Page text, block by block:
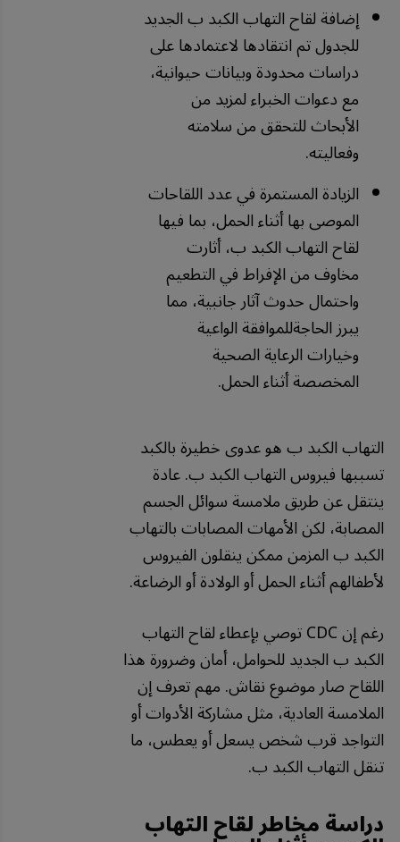
إضافة لقاح التهاب الكبد ب الجديد
للجدول تم انتقادها لاعتمادها على
دراسات محدودة وبيانات حيوانية،
مع دعوات الخبراء لمزيد من
الأبحاث للتحقق من سلامته
وفعاليته.
الزيادة المستمرة في عدد اللقاحات
الموصى بها أثناء الحمل، بما فيها
لقاح التهاب الكبد ب، أثارت
مخاوف من الإفراط في التطعيم
واحتمال حدوث آثار جانبية، مما
يبرز الحاجةللموافقة الواعية
وخيارات الرعاية الصحية
المخصصة أثناء الحمل.
التهاب الكبد ب هو عدوى خطيرة بالكبد
تسببها فيروس التهاب الكبد ب. عادة
ينتقل عن طريق ملامسة سوائل الجسم
المصابة، لكن الأمهات المصابات بالتهاب
الكبد ب المزمن ممكن ينقلون الفيروس
لأطفالهم أثناء الحمل أو الولادة أو الرضاعة.
رغم إن CDC توصي بإعطاء لقاح التهاب
الكبد ب الجديد للحوامل، أمان وضرورة هذا
اللقاح صار موضوع نقاش. مهم تعرف إن
الملامسة العادية، مثل مشاركة الأدوات أو
التواجد قرب شخص يسعل أو يعطس، ما
تنقل التهاب الكبد ب.
دراسة مخاطر لقاح التهاب